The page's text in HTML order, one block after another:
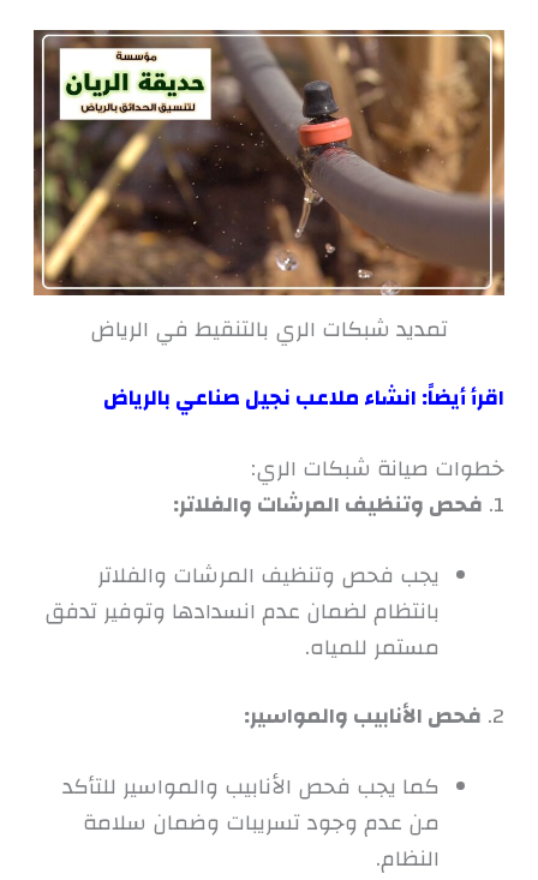
تمديد شبكات الري بالتنقيط في الرياض
اقرأ أيضاً:انشاء ملاعب نجيل صناعي بالرياض
خطوات صيانة شبكات الري:
1. فحص وتنظيف المرشات والفلاتر:
يجب فحص وتنظيف المرشات والفلاتر
بانتظام لضمان عدم انسدادها وتوفير تدفق
مستمر للمياه.
2. فحص الأنابيب والمواسير:
كما يجب فحص الأنابيب والمواسير للتأكد
من عدم وجود تسريبات وضمان سلامة
النظام.